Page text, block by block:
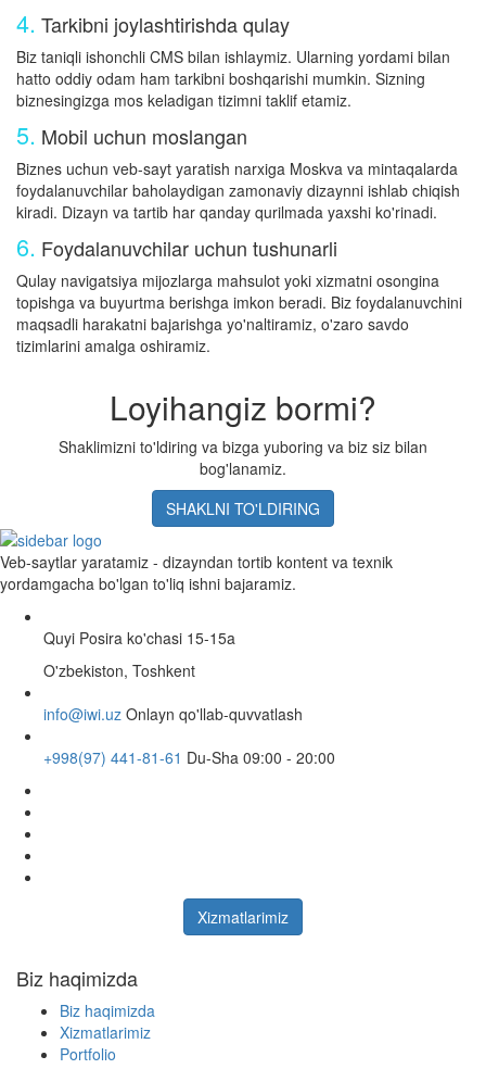
4. Tarkibni joylashtirishda qulay
Biz taniqli ishonchli CMS bilan ishlaymiz. Ularning yordami bilan
hatto oddiy odam ham tarkibni boshqarishi mumkin. Sizning
biznesingizga mos keladigan tizimni taklif etamiz.
5. Mobil uchun moslangan
Biznes uchun veb-sayt yaratish narxiga Moskva va mintaqalarda
foydalanuvchilar baholaydigan zamonaviy dizaynni ishlab chiqish
kiradi. Dizayn va tartib har qanday qurilmada yaxshi ko'rinadi.
6. Foydalanuvchilar uchun tushunarli
Qulay navigatsiya mijozlarga mahsulot yoki xizmatni osongina
topishga va buyurtma berishga imkon beradi. Biz foydalanuvchini
maqsadli harakatni bajarishga yo'naltiramiz, o'zaro savdo
tizimlarini amalga oshiramiz.
Loyihangiz bormi?
Shaklimizni to'ldiring va bizga yuboring va biz siz bilan
bog'lanamiz.
SHAKLNI TO'LDIRING
Veb-saytlar yaratamiz - dizayndan tortib kontent va texnik
yordamgacha bo'lgan to'liq ishni bajaramiz.
Quyi Posira ko'chasi 15-15a
O'zbekiston, Toshkent
info@iwi.uz Onlayn qo'llab-quvvatlash
+998(97) 441-81-61 Du-Sha 09:00 - 20:00
Xizmatlarimiz
Biz haqimizda
Biz haqimizda
Xizmatlarimiz
Portfolio